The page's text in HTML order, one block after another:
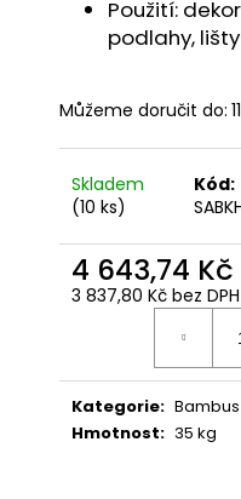
Použití:
podlahy,
Můžeme doručit do:
Skladem
(10 ks)
Kód:
4 643,74 Kč
3 837,80 Kč bez DPH
Kategorie: Bambus
Hmotnost: 35 kg
IDECK HLADKÁ/